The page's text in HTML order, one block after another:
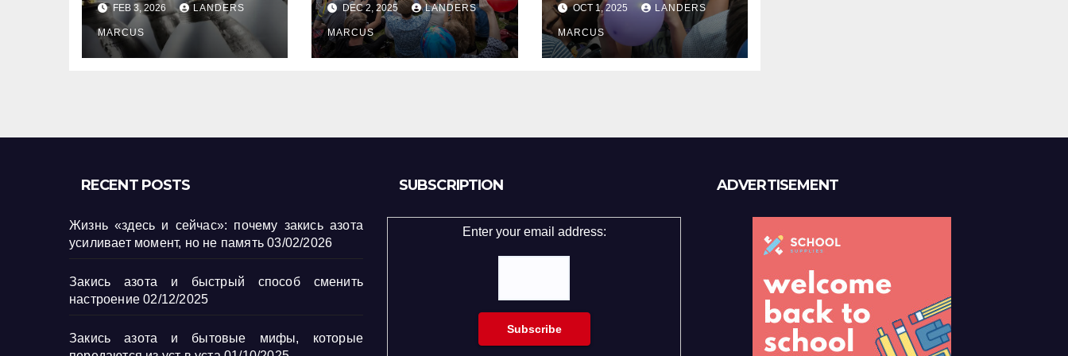
усиливает
момент, но не
память
FEB 3, 2026 LANDERS
MARCUS
настроение
DEC 2, 2025 LANDERS
MARCUS
передаются из
уст в уста
OCT 1, 2025 LANDERS
MARCUS
RECENT POSTS
Жизнь «здесь и сейчас»: почему закись азота
усиливает момент, но не память 03/02/2026
Закись азота и быстрый способ сменить
настроение 02/12/2025
Закись азота и бытовые мифы, которые
SUBSCRIPTION
Enter your email address:
ADVERTISEMENT